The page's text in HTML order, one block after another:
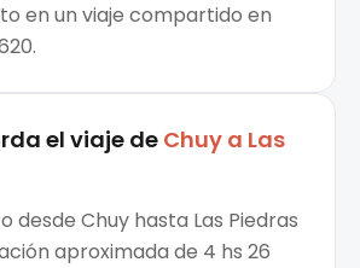
en un viaje compartido en
el viaje de Chuy a Las
desde Chuy hasta Las Piedras
aproximada de 4 hs 26